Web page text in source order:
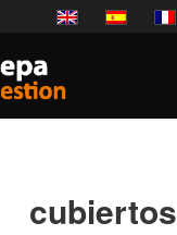
cubiertos